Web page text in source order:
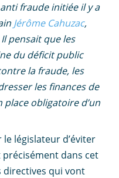
fraude initiée il y a
Jérôme Cahuzac,
pensait que les
du déficit public
la fraude, les
les finances de
place obligatoire d’un
législateur d’éviter
précisément dans cet
directives qui vont